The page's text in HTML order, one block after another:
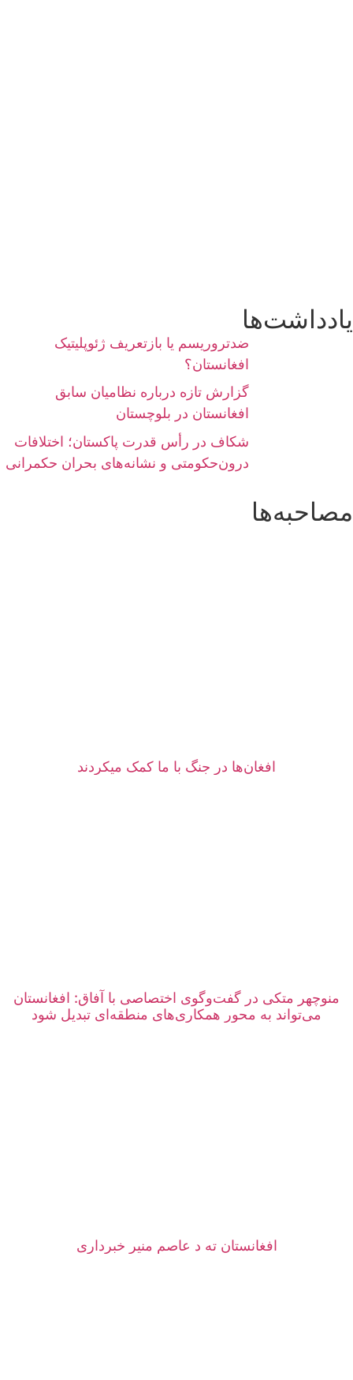
یادداشت‌ها
ضدتروریسم یا بازتعریف ژئوپلیتیک
افغانستان؟
گزارش تازه درباره نظامیان سابق
افغانستان در بلوچستان
شکاف در رأس قدرت پاکستان؛ اختلافات
درون‌حکومتی و نشانه‌های بحران حکمرانی
مصاحبه‌ها
افغان‌ها در جنگ با ما کمک میکردند
منوچهر متکی در گفت‌وگوی اختصاصی با آفاق: افغانستان
می‌تواند به محور همکاری‌های منطقه‌ای تبدیل شود
افغانستان ته د عاصم منیر خبرداری